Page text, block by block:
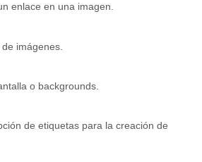
enlace en una imagen.
imágenes.
o backgrounds.
de etiquetas para la creación de